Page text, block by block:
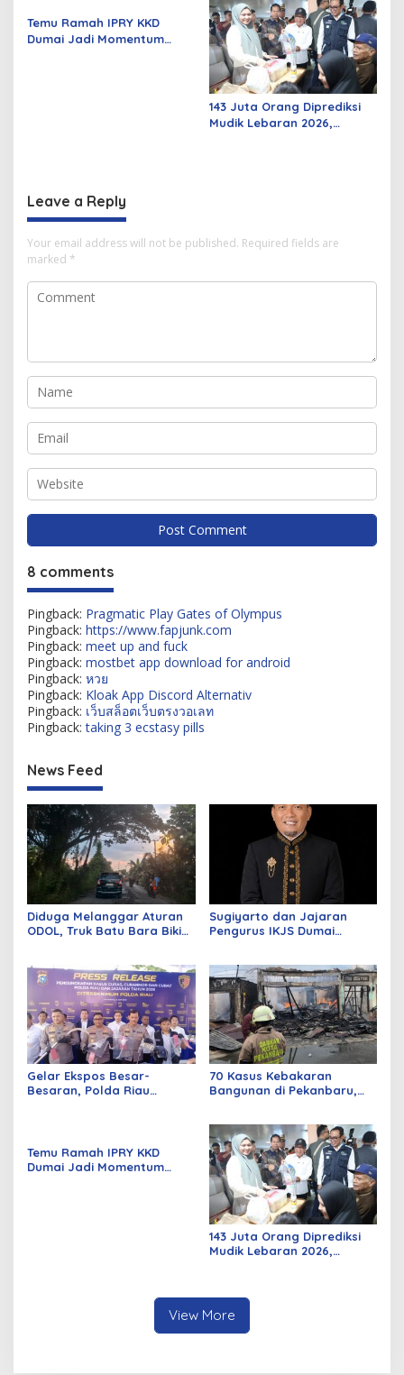
Temu Ramah IPRY KKD
Dumai Jadi Momentum
143 Juta Orang Diprediksi
Mudik Lebaran 2026,
Leave a Reply
Your email address will not be published. Required fields are
marked *
8 comments
Pingback: Pragmatic Play Gates of Olympus
Pingback: https://www.fapjunk.com
Pingback: meet up and fuck
Pingback: mostbet app download for android
Pingback: หวย
Pingback: Kloak App Discord Alternativ
Pingback: เว็บสล็อตเว็บตรงวอเลท
Pingback:taking 3 ecstasy pills
News Feed
Diduga Melanggar Aturan
ODOL, Truk Batu Bara Bikin
Sugiyarto dan Jajaran
Pengurus IKJS Dumai
Gelar Ekspos Besar-
Besaran, Polda Riau
70 Kasus Kebakaran
Bangunan di Pekanbaru,
Temu Ramah IPRY KKD
Dumai Jadi Momentum
143 Juta Orang Diprediksi
Mudik Lebaran 2026,
View More